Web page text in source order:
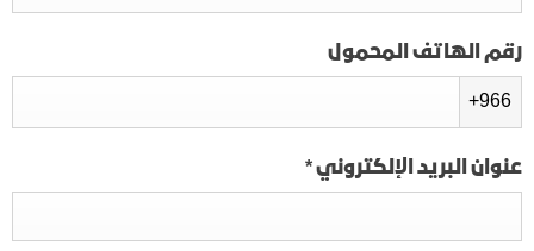
رقم الهاتف المحمول
+966
عنوان البريد الإلكتروني*